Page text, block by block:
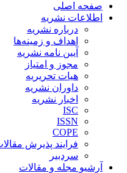
صفحه اصلی
اطلاعات نشریه
درباره نشریه
اهداف و زمینه‌ها
آیین نامه نشریه
مجوز و امتیاز
هیات تحریریه
داوران نشریه
اخبار نشریه
ISC
ISSN
COPE
فرایند پذیرش مقالات
سردبیر
آرشیو مجله و مقالات